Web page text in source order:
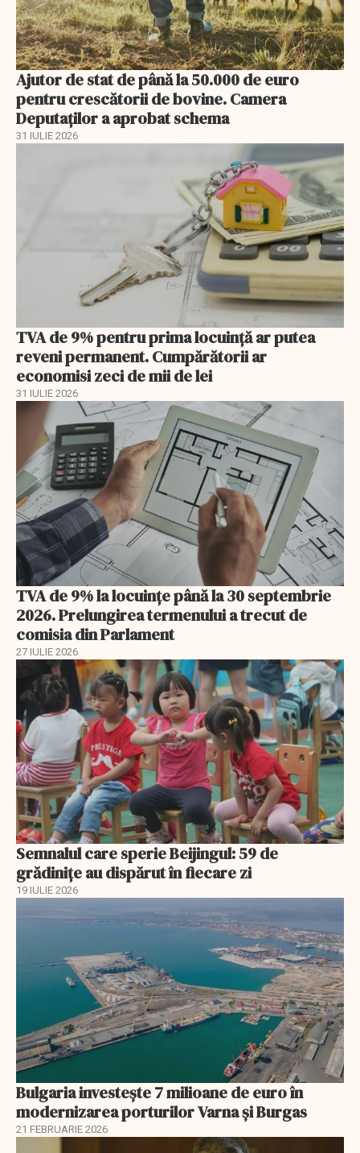
Ajutor de stat de până la 50.000 de euro
pentru crescătorii de bovine. Camera
Deputaților a aprobat schema
31 IULIE 2026
TVA de 9% pentru prima locuință ar putea
reveni permanent. Cumpărătorii ar
economisi zeci de mii de lei
31 IULIE 2026
TVA de 9% la locuințe până la 30 septembrie
2026. Prelungirea termenului a trecut de
comisia din Parlament
27 IULIE 2026
Semnalul care sperie Beijingul: 59 de
grădinițe au dispărut în fiecare zi
19 IULIE 2026
Bulgaria investește 7 milioane de euro în
modernizarea porturilor Varna și Burgas
21 FEBRUARIE 2026